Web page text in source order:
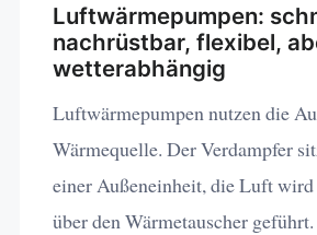
Luftwärmepumpen:
nachrüstbar, flexibel,
wetterabhängig
Luftwärmepumpen nutzen die
Wärmequelle. Der Verdampfer
einer Außeneinheit, die Luft
über den Wärmetauscher